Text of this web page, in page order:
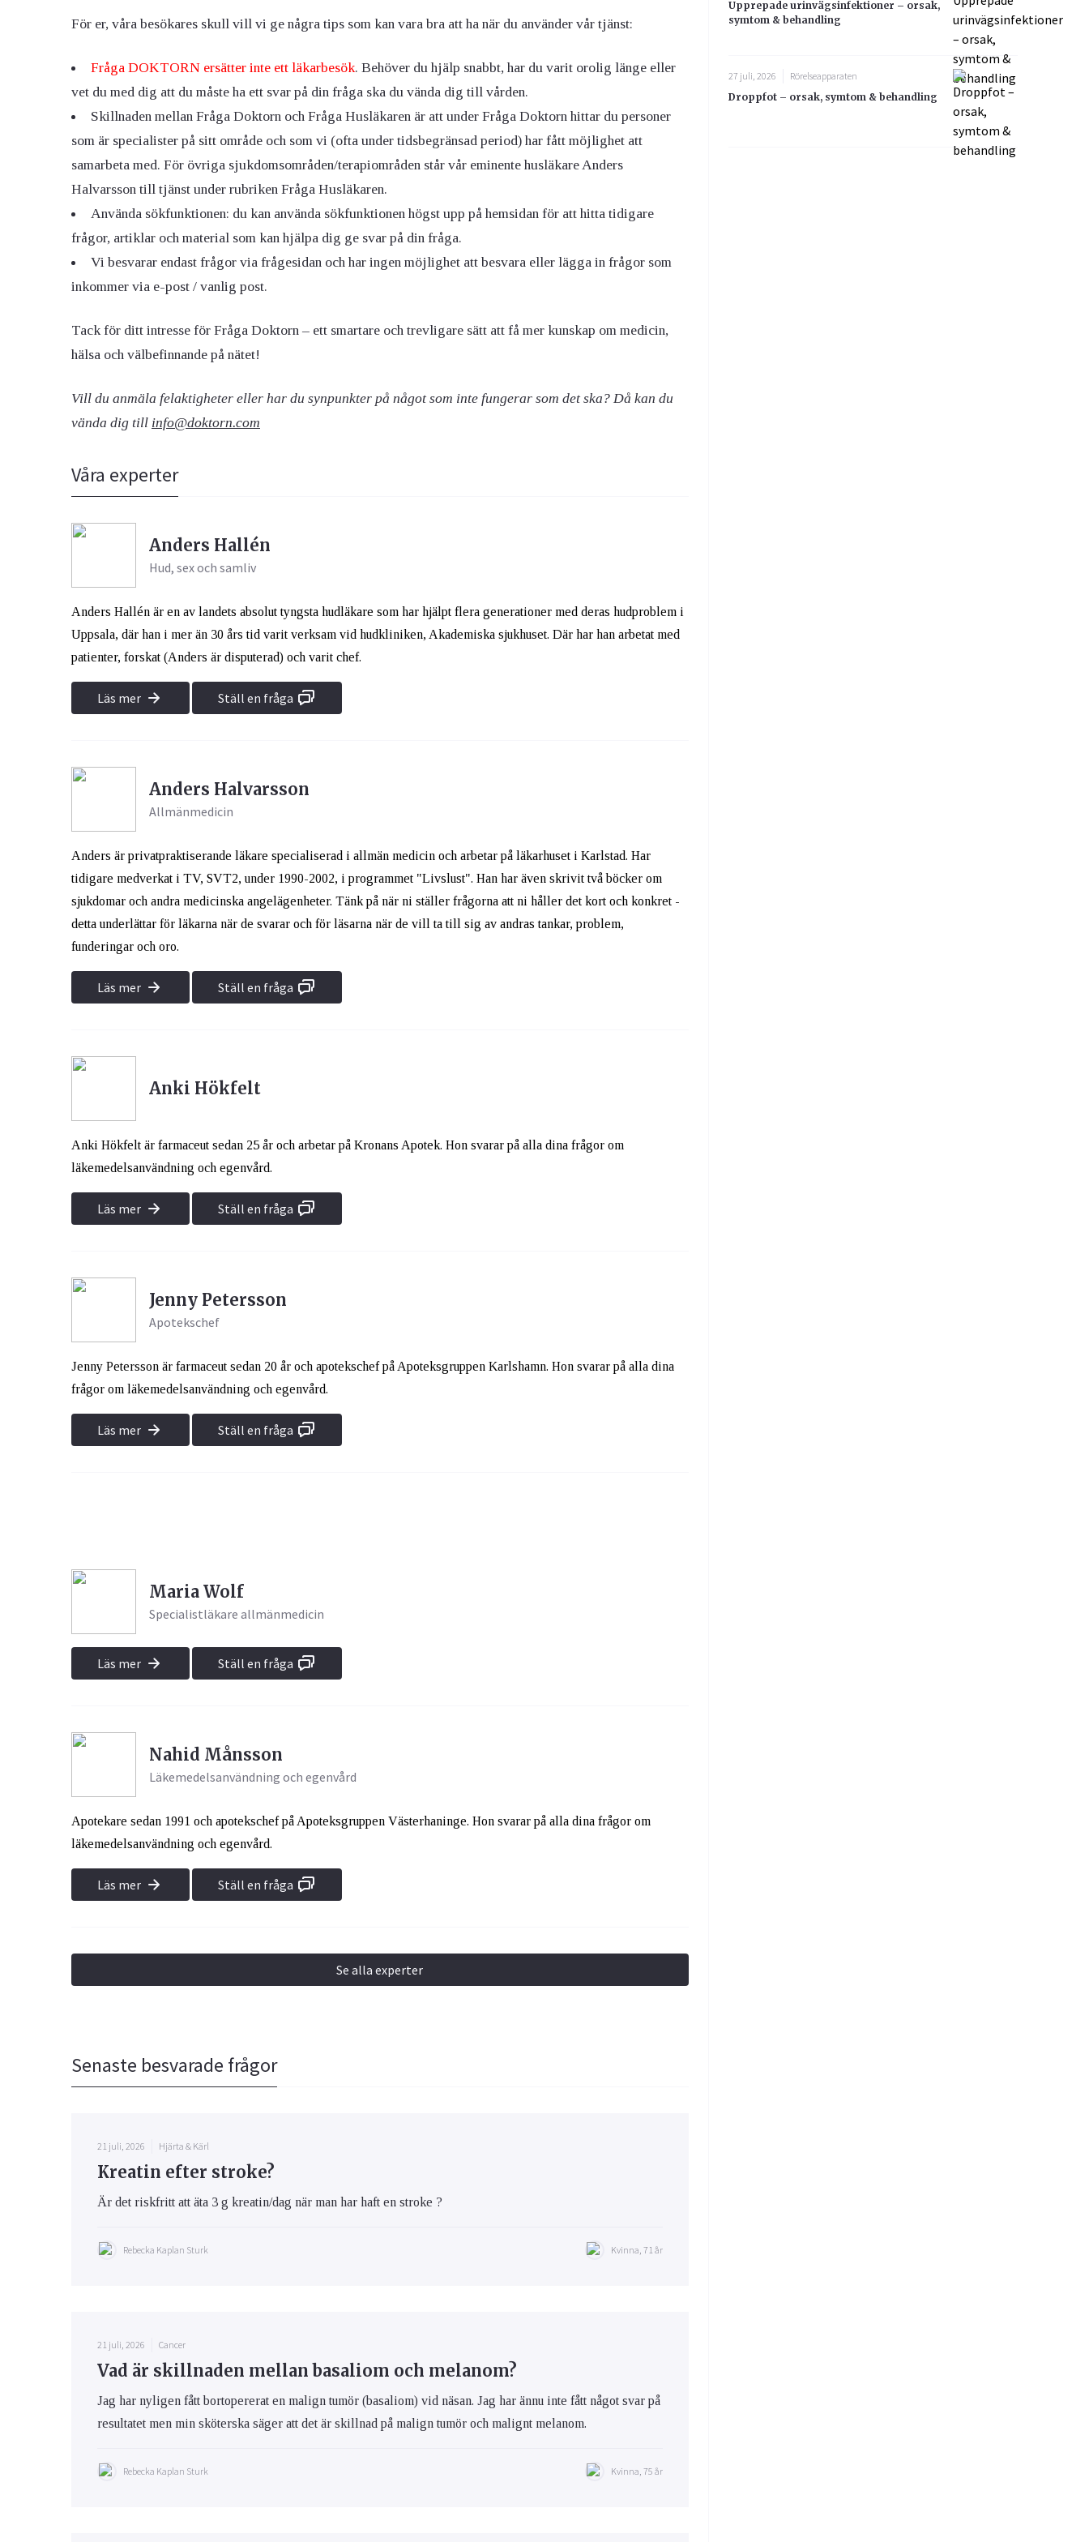
Övervikt
För er, våra besökares skull vill vi ge några tips som kan vara bra att ha när du använder vår tjänst:
Fråga DOKTORN ersätter inte ett läkarbesök. Behöver du hjälp snabbt, har du varit orolig länge eller
vet du med dig att du måste ha ett svar på din fråga ska du vända dig till vården.
Skillnaden mellan Fråga Doktorn och Fråga Husläkaren är att under Fråga Doktorn hittar du personer
som är specialister på sitt område och som vi (ofta under tidsbegränsad period) har fått möjlighet att
samarbeta med. För övriga sjukdomsområden/terapiområden står vår eminente husläkare Anders
Halvarsson till tjänst under rubriken Fråga Husläkaren.
Använda sökfunktionen: du kan använda sökfunktionen högst upp på hemsidan för att hitta tidigare
frågor, artiklar och material som kan hjälpa dig ge svar på din fråga.
Vi besvarar endast frågor via frågesidan och har ingen möjlighet att besvara eller lägga in frågor som
inkommer via e-post / vanlig post.
Tack för ditt intresse för Fråga Doktorn – ett smartare och trevligare sätt att få mer kunskap om medicin,
hälsa och välbefinnande på nätet!
Vill du anmäla felaktigheter eller har du synpunkter på något som inte fungerar som det ska? Då kan du
vända dig till info@doktorn.com
Våra experter
Anders Hallén
Hud, sex och samliv
Anders Hallén är en av landets absolut tyngsta hudläkare som har hjälpt flera generationer med deras hudproblem i
Uppsala, där han i mer än 30 års tid varit verksam vid hudkliniken, Akademiska sjukhuset. Där har han arbetat med
patienter, forskat (Anders är disputerad) och varit chef.
Läs mer Ställ en fråga
Anders Halvarsson
Allmänmedicin
Anders är privatpraktiserande läkare specialiserad i allmän medicin och arbetar på läkarhuset i Karlstad. Har
tidigare medverkat i TV, SVT2, under 1990-2002, i programmet "Livslust". Han har även skrivit två böcker om
sjukdomar och andra medicinska angelägenheter. Tänk på när ni ställer frågorna att ni håller det kort och konkret -
detta underlättar för läkarna när de svarar och för läsarna när de vill ta till sig av andras tankar, problem,
funderingar och oro.
Läs mer Ställ en fråga
Anki Hökfelt
Anki Hökfelt är farmaceut sedan 25 år och arbetar på Kronans Apotek. Hon svarar på alla dina frågor om
läkemedelsanvändning och egenvård.
Läs mer Ställ en fråga
Jenny Petersson
Apotekschef
Jenny Petersson är farmaceut sedan 20 år och apotekschef på Apoteksgruppen Karlshamn. Hon svarar på alla dina
frågor om läkemedelsanvändning och egenvård.
Läs mer Ställ en fråga
Maria Wolf
Specialistläkare allmänmedicin
Läs mer Ställ en fråga
Nahid Månsson
Läkemedelsanvändning och egenvård
Apotekare sedan 1991 och apotekschef på Apoteksgruppen Västerhaninge. Hon svarar på alla dina frågor om
läkemedelsanvändning och egenvård.
Läs mer Ställ en fråga
Se alla experter
Senaste besvarade frågor
21 juli, 2026 Hjärta & Kärl
Kreatin efter stroke?
Är det riskfritt att äta 3 g kreatin/dag när man har haft en stroke ?
Rebecka Kaplan Sturk Kvinna, 71 år
21 juli, 2026 Cancer
Vad är skillnaden mellan basaliom och melanom?
Jag har nyligen fått bortopererat en malign tumör (basaliom) vid näsan. Jag har ännu inte fått något svar på
resultatet men min sköterska säger att det är skillnad på malign tumör och malignt melanom.
Rebecka Kaplan Sturk Kvinna, 75 år
Upprepade urinvägsinfektioner – orsak,
symtom & behandling
27 juli, 2026
Rörelseapparaten
Droppfot – orsak, symtom & behandling